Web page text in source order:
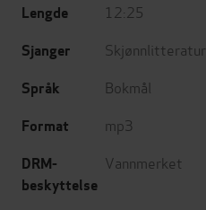
Lengde 12:25
Sjanger Skjønnlitteratur
Språk Bokmål
Format mp3
DRM-
beskyttelse
Vannmerket